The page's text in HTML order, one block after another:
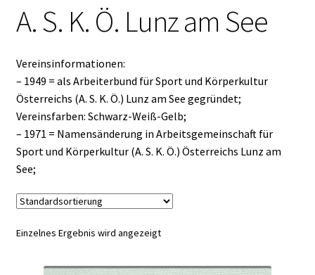
A. S. K. Ö. Lunz am See
Vereinsinformationen:
– 1949 = als Arbeiterbund für Sport und Körperkultur
Österreichs (A. S. K. Ö.) Lunz am See gegründet;
Vereinsfarben: Schwarz-Weiß-Gelb;
– 1971 = Namensänderung in Arbeitsgemeinschaft für
Sport und Körperkultur (A. S. K. Ö.) Österreichs Lunz am
See;
Einzelnes Ergebnis wird angezeigt